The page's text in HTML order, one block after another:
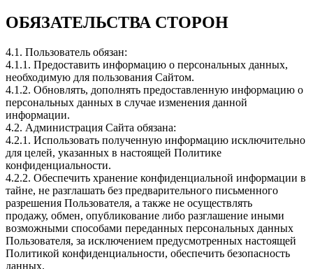
ОБЯЗАТЕЛЬСТВА СТОРОН
4.1. Пользователь обязан:
4.1.1. Предоставить информацию о персональных данных,
необходимую для пользования Сайтом.
4.1.2. Обновлять, дополнять предоставленную информацию о
персональных данных в случае изменения данной
информации.
4.2. Администрация Сайта обязана:
4.2.1. Использовать полученную информацию исключительно
для целей, указанных в настоящей Политике
конфиденциальности.
4.2.2. Обеспечить хранение конфиденциальной информации в
тайне, не разглашать без предварительного письменного
разрешения Пользователя, а также не осуществлять
продажу, обмен, опубликование либо разглашение иными
возможными способами переданных персональных данных
Пользователя, за исключением предусмотренных настоящей
Политикой конфиденциальности, обеспечить безопасность
данных.